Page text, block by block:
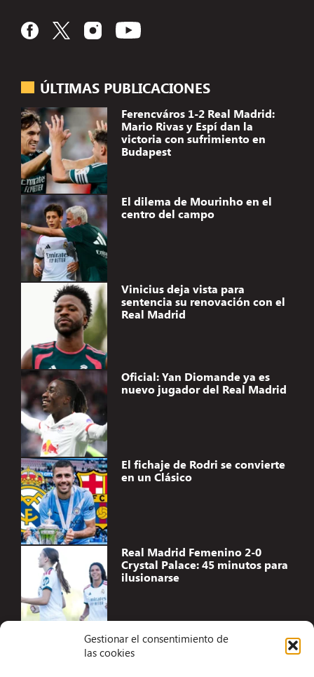
Gestionar el consentimiento de
las cookies
ÚLTIMAS PUBLICACIONES
Ferencváros 1-2 Real Madrid:
Mario Rivas y Espí dan la
victoria con sufrimiento en
Budapest
El dilema de Mourinho en el
centro del campo
Vinicius deja vista para
sentencia su renovación con el
Real Madrid
Oficial: Yan Diomande ya es
nuevo jugador del Real Madrid
El fichaje de Rodri se convierte
en un Clásico
Real Madrid Femenino 2-0
Crystal Palace: 45 minutos para
ilusionarse